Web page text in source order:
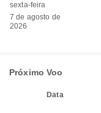
sexta-feira
7 de agosto de
2026
Próximo Voo
Data